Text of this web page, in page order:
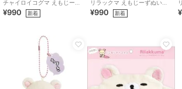
チャイロイコグマ えもじーず
ぬいぐるみ
¥990 新着
リラックマ えもじーずぬいぐ
るみ
¥990 新着